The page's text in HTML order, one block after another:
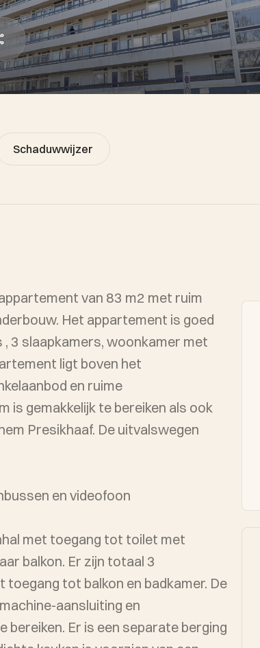
Schaduwwijzer
van 83 m2 met ruim
Het appartement is goed
ligt boven het
en ruime
is gemakkelijk te bereiken als ook
Presikhaaf. De uitvalswegen
en videofoon
met toegang tot toilet met
balkon. Er zijn totaal 3
tot balkon en badkamer. De
aansluiting en
bereiken. Er is een separate berging